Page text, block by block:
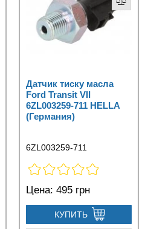
Датчик тиску масла
Ford Transit VII
6ZL003259-711 HELLA
(Германия)
6ZL003259-711
Цена: 495 грн
КУПИТЬ